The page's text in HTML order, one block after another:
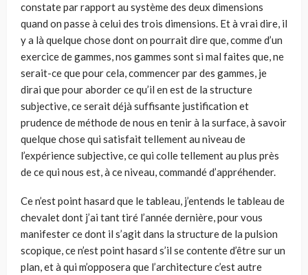
constate par rapport au système des deux dimensions
quand on passe à celui des trois dimensions. Et à vrai dire, il
y a là quelque chose dont on pourrait dire que, comme d’un
exerci­ce de gammes, nos gammes sont si mal faites que, ne
serait-ce que pour cela, commencer par des gammes, je
dirai que pour aborder ce qu’il en est de la struc­ture
subjective, ce serait déjà suffisante justification et
prudence de méthode de nous en tenir à la surface, à savoir
quelque chose qui satisfait tellement au niveau de
l’expérience subjective, ce qui colle tellement au plus près
de ce qui nous est, à ce niveau, commandé d’appréhender.
Ce n’est point hasard que le tableau, j’entends le tableau de
chevalet dont j’ai tant tiré l’année dernière, pour vous
manifester ce dont il s’agit dans la structu­re de la pulsion
scopique, ce n’est point hasard s’il se contente d’être sur un
plan, et à qui m’opposera que l’architecture c’est autre